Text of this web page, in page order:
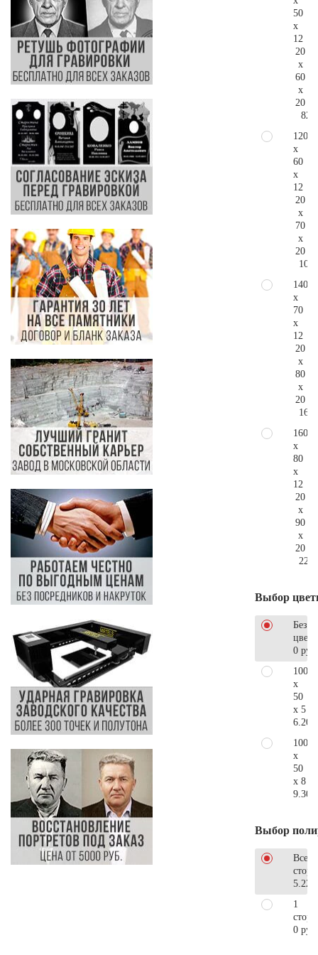
50
x
12
20
x
60
x
20
120
x
60
x
12
20
x
70
x
20
140
x
70
x
12
20
x
80
x
20
160
x
80
x
12
20
x
90
x
20
Выбор
Без
0 руб.
100
x
50
x 5
100
x
50
x 8
Выбор
Все
1
0 руб.